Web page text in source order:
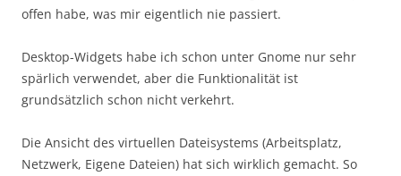
offen habe, was mir eigentlich nie passiert.
Desktop-Widgets habe ich schon unter Gnome nur sehr
spärlich verwendet, aber die Funktionalität ist
grundsätzlich schon nicht verkehrt.
Die Ansicht des virtuellen Dateisystems (Arbeitsplatz,
Netzwerk, Eigene Dateien) hat sich wirklich gemacht. So